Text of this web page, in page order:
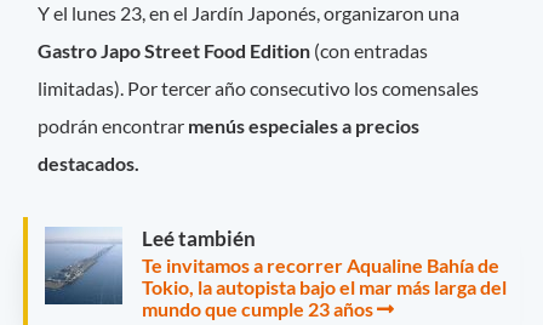
Y el lunes 23, en el Jardín Japonés, organizaron una
Gastro Japo Street Food Edition (con entradas
limitadas). Por tercer año consecutivo los comensales
podrán encontrar menús especiales a precios
destacados.
Leé también
Te invitamos a recorrer Aqualine Bahía de
Tokio, la autopista bajo el mar más larga del
mundo que cumple 23 años